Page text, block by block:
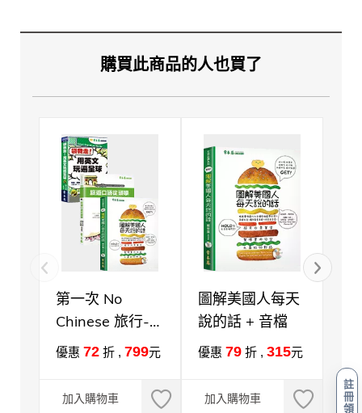
註
冊
領
購買此商品的人也買了
第一次 No
Chinese 旅行-暢
行無阻套組(3書)
優惠 72 折 , 799元
加入購物車
圖解美國人每天
說的話 + 音檔
優惠 79 折 , 315元
加入購物車 加